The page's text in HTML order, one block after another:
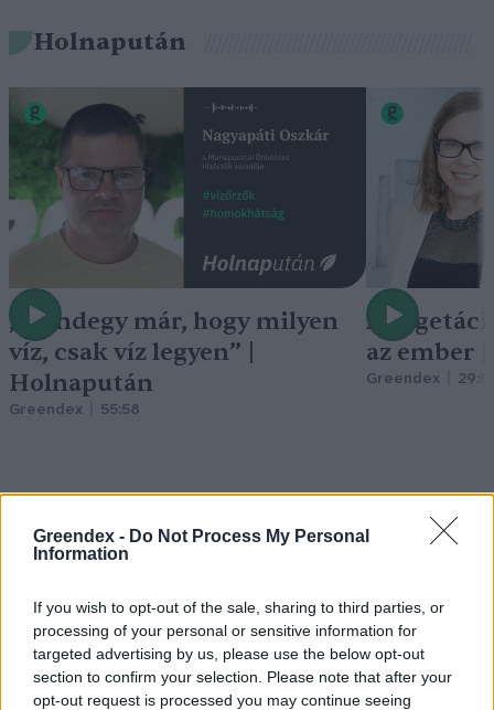
Greendex - Do Not Process My Personal
Information
If you wish to opt-out of the sale, sharing to third parties, or
processing of your personal or sensitive information for
targeted advertising by us, please use the below opt-out
section to confirm your selection. Please note that after your
opt-out request is processed you may continue seeing
Holnapután
„Mindegy már, hogy milyen
víz, csak víz legyen” |
Holnapután
Greendex 55:58
A
az ember
Greendex
Cickafark – Az évezredek óta
ismert gyógynövény
EGÉSZSÉGÜNK Börzsey Barbara 1 perc